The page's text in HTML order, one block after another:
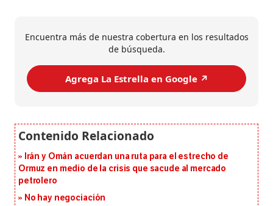
Encuentra más de nuestra cobertura en los resultados
de búsqueda.
Agrega La Estrella en Google ↗️
Irán y Omán acuerdan una ruta para el estrecho de
Ormuz en medio de la crisis que sacude al mercado
petrolero
No hay negociación